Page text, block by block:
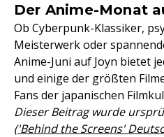
Der Anime-Monat
Ob Cyberpunk-Klassiker,
Meisterwerk oder
Anime-Juni auf Joyn bietet
und einige der größten
Fans der japanischen
Dieser Beitrag wurde
('Behind the Screens'